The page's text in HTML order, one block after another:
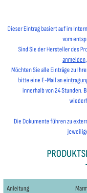
Dieser Eintrag basiert auf im
vom
Sind Sie der Hersteller des
anmelden
Möchten Sie alle Einträge zu
bitte eine E-Mail an
innerhalb von 24 Stunden.
Die Dokumente führen zu
Anleitung